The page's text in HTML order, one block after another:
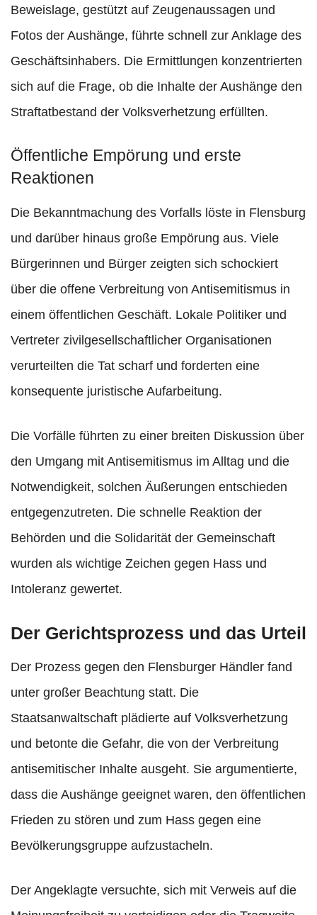
Beweislage, gestützt auf Zeugenaussagen und
Fotos der Aushänge, führte schnell zur Anklage des
Geschäftsinhabers. Die Ermittlungen konzentrierten
sich auf die Frage, ob die Inhalte der Aushänge den
Straftatbestand der Volksverhetzung erfüllten.
Öffentliche Empörung und erste
Reaktionen
Die Bekanntmachung des Vorfalls löste in Flensburg
und darüber hinaus große Empörung aus. Viele
Bürgerinnen und Bürger zeigten sich schockiert
über die offene Verbreitung von Antisemitismus in
einem öffentlichen Geschäft. Lokale Politiker und
Vertreter zivilgesellschaftlicher Organisationen
verurteilten die Tat scharf und forderten eine
konsequente juristische Aufarbeitung.
Die Vorfälle führten zu einer breiten Diskussion über
den Umgang mit Antisemitismus im Alltag und die
Notwendigkeit, solchen Äußerungen entschieden
entgegenzutreten. Die schnelle Reaktion der
Behörden und die Solidarität der Gemeinschaft
wurden als wichtige Zeichen gegen Hass und
Intoleranz gewertet.
Der Gerichtsprozess und das Urteil
Der Prozess gegen den Flensburger Händler fand
unter großer Beachtung statt. Die
Staatsanwaltschaft plädierte auf Volksverhetzung
und betonte die Gefahr, die von der Verbreitung
antisemitischer Inhalte ausgeht. Sie argumentierte,
dass die Aushänge geeignet waren, den öffentlichen
Frieden zu stören und zum Hass gegen eine
Bevölkerungsgruppe aufzustacheln.
Der Angeklagte versuchte, sich mit Verweis auf die